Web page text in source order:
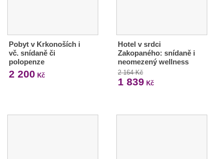
Pobyt v Krkonoších i
vč. snídaně či
polopenze
2 200 Kč
Hotel v srdci
Zakopaného: snídaně i
neomezený wellness
2 164 Kč
1 839 Kč